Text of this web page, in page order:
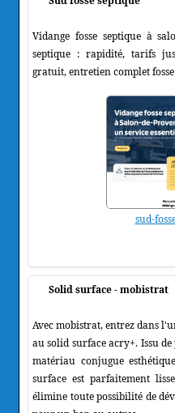
Vidange fosse septique à
septique : rapidité, tarifs
gratuit, entretien complet fosse
sud-
Solid surface - mobistrat
Avec mobistrat, entrez dans
au solid surface acry+. Issu
matériau conjugue
surface est parfaitement
élimine toute possibilité de